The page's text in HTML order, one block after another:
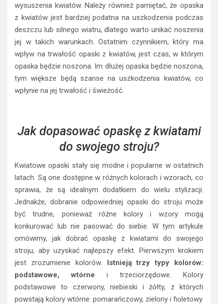
wysuszenia kwiatów. Należy również pamiętać, że opaska
z kwiatów jest bardziej podatna na uszkodzenia podczas
deszczu lub silnego wiatru, dlatego warto unikać noszenia
jej w takich warunkach. Ostatnim czynnikiem, który ma
wpływ na trwałość opaski z kwiatów, jest czas, w którym
opaska będzie noszona. Im dłużej opaska będzie noszona,
tym większe będą szanse na uszkodzenia kwiatów, co
wpłynie na jej trwałość i świeżość.
Jak dopasować opaskę z kwiatami
do swojego stroju?
Kwiatowe opaski stały się modne i popularne w ostatnich
latach. Są one dostępne w różnych kolorach i wzorach, co
sprawia, że są idealnym dodatkiem do wielu stylizacji.
Jednakże, dobranie odpowiedniej opaski do stroju może
być trudne, ponieważ różne kolory i wzory mogą
konkurować lub nie pasować do siebie. W tym artykule
omówimy, jak dobrać opaskę z kwiatami do swojego
stroju, aby uzyskać najlepszy efekt. Pierwszym krokiem
jest zrozumienie kolorów. Istnieją trzy typy kolorów:
podstawowe, wtórne i trzeciorzędowe. Kolory
podstawowe to czerwony, niebieski i żółty, z których
powstają kolory wtórne: pomarańczowy, zielony i fioletowy.